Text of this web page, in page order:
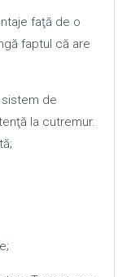
faţă de o
faptul că are
de
la cutremur.